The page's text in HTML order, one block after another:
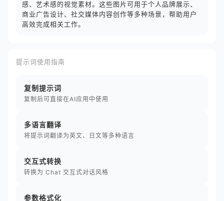
感、艺术感的视觉素材。这些图片可用于个人品牌展示、
商业广告设计、社交媒体内容创作等多种场景，帮助用户
高效完成相关工作。
提示词使用指南
复制提示词
复制后可直接在AI应用中使用
多语言翻译
将提示词翻译为英文、日文等多种语言
交互式转换
转换为 Chat 交互式对话风格
参数格式化